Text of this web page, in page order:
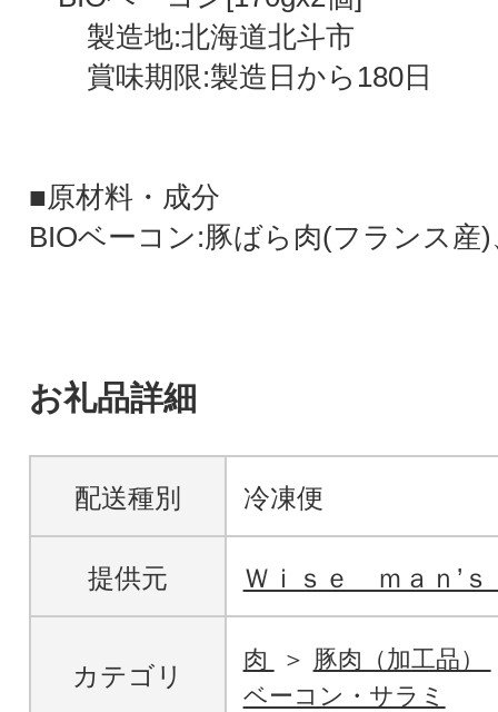
製造地:北海道北斗市
賞味期限:製造日から180日
■原材料・成分
BIOベーコン:豚ばら肉(フランス産)
お礼品詳細
配送種別 冷凍便
提供元 Ｗｉｓｅ ｍａｎ’
カテゴリ
肉
豚肉（加工品）
ベーコン・サラミ